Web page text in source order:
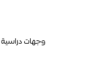
وجهات دراسية